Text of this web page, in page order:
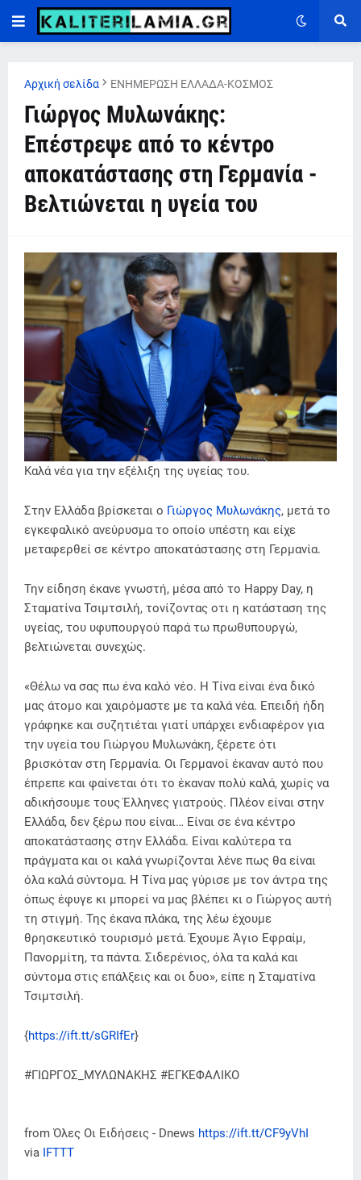
Αρχική σελίδα ΕΝΗΜΕΡΩΣΗ ΕΛΛΑΔΑ-ΚΟΣΜΟΣ
Γιώργος Μυλωνάκης:
Επέστρεψε από το κέντρο
αποκατάστασης στη Γερμανία -
Βελτιώνεται η υγεία του
Καλά νέα για την εξέλιξη της υγείας του.
Στην Ελλάδα βρίσκεται ο Γιώργος Μυλωνάκης, μετά το
εγκεφαλικό ανεύρυσμα το οποίο υπέστη και είχε
μεταφερθεί σε κέντρο αποκατάστασης στη Γερμανία.
Την είδηση έκανε γνωστή, μέσα από το Happy Day, η
Σταματίνα Τσιμτσιλή, τονίζοντας οτι η κατάσταση της
υγείας, του υφυπουργού παρά τω πρωθυπουργώ,
βελτιώνεται συνεχώς.
«Θέλω να σας πω ένα καλό νέο. Η Τίνα είναι ένα δικό
μας άτομο και χαιρόμαστε με τα καλά νέα. Επειδή ήδη
γράφηκε και συζητιέται γιατί υπάρχει ενδιαφέρον για
την υγεία του Γιώργου Μυλωνάκη, ξέρετε ότι
βρισκόταν στη Γερμανία. Οι Γερμανοί έκαναν αυτό που
έπρεπε και φαίνεται ότι το έκαναν πολύ καλά, χωρίς να
αδικήσουμε τους Έλληνες γιατρούς. Πλέον είναι στην
Ελλάδα, δεν ξέρω που είναι… Είναι σε ένα κέντρο
αποκατάστασης στην Ελλάδα. Είναι καλύτερα τα
πράγματα και οι καλά γνωρίζονται λένε πως θα είναι
όλα καλά σύντομα. Η Τίνα μας γύρισε με τον άντρα της
όπως έφυγε κι μπορεί να μας βλέπει κι ο Γιώργος αυτή
τη στιγμή. Της έκανα πλάκα, της λέω έχουμε
θρησκευτικό τουρισμό μετά. Έχουμε Άγιο Εφραίμ,
Πανορμίτη, τα πάντα. Σιδερένιος, όλα τα καλά και
σύντομα στις επάλξεις και οι δυο», είπε η Σταματίνα
Τσιμτσιλή.
{https://ift.tt/sGRIfEr}
#ΓΙΩΡΓΟΣ_ΜΥΛΩΝΑΚΗΣ #ΕΓΚΕΦΑΛΙΚΟ
from Όλες Οι Ειδήσεις - Dnews https://ift.tt/CF9yVhI
via IFTTT